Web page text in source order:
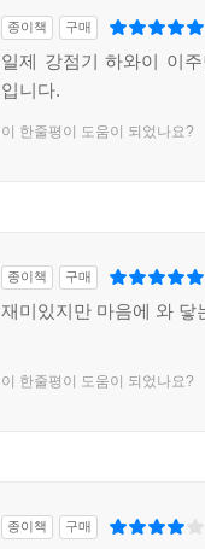
종이책 구매
일제 강점기 하와이 이
입니다.
이 한줄평이 도움이 되었나요?
종이책 구매
재미있지만 마음에 와 닿
이 한줄평이 도움이 되었나요?
종이책 구매